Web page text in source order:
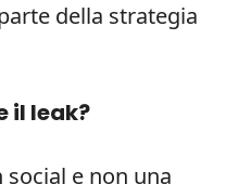
della strategia
il leak?
social e non una